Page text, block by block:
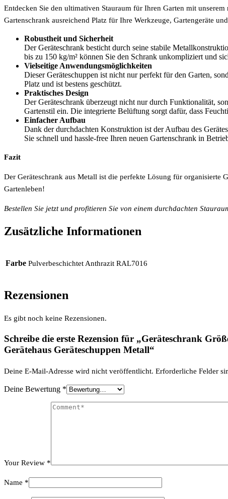
Entdecken Sie den ultimativen Stauraum für Ihren Garten mit
Gartenschrank ausreichend Platz für Ihre Werkzeuge, Gartengeräte
Robustheit und Sicherheit
Der Geräteschrank besticht durch seine stabile
bis zu 150 kg/m² können Sie den Schrank unkompliziert und
Vielseitige Anwendungsmöglichkeiten
Dieser Geräteschuppen ist nicht nur perfekt für den Garten,
Platz und ist bestens geschützt.
Praktisches Design
Der Geräteschrank überzeugt nicht nur durch Funktionalität,
Gartenstil ein. Die integrierte Belüftung sorgt dafür, dass
Einfacher Aufbau
Dank der durchdachten Konstruktion ist der Aufbau des
Sie schnell und hassle-free Ihren neuen Gartenschrank in
Fazit
Der Geräteschrank aus Metall ist die perfekte Lösung für
Gartenleben!
Bestellen Sie jetzt und profitieren Sie von einem durchdachten
Zusätzliche Informationen
Farbe Pulverbeschichtet Anthrazit RAL7016
Rezensionen
Es gibt noch keine Rezensionen.
Schreibe die erste Rezension für „Geräteschrank
Gerätehaus Geräteschuppen Metall“
Deine E-Mail-Adresse wird nicht veröffentlicht. Erforderliche Felder
Deine Bewertung *
Your Review *
Name *